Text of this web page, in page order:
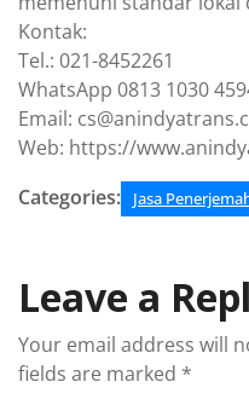
Kontak:
Tel.: 021-8452261
WhatsApp 0813 1030
Email:
Web: https://
Categories:
Jasa
Leave a
Your email address will
fields are marked *